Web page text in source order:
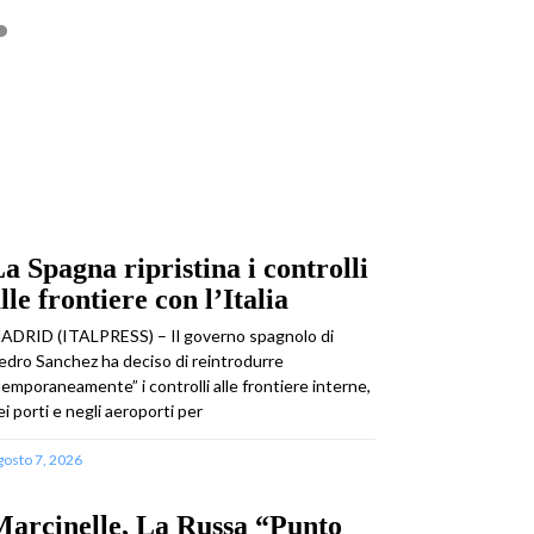
Spagna ripristina i controlli
frontiere con l’Italia
(ITALPRESS) – Il governo spagnolo di
Sanchez ha deciso di reintrodurre
i controlli alle frontiere interne,
porti e negli aeroporti per
7, 2026
La Russa “Punto